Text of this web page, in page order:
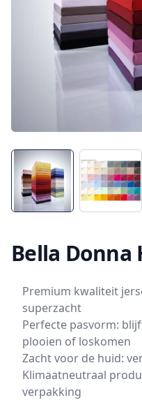
Bella Donna
Premium kwaliteit
superzacht
Perfecte pasvorm:
plooien of loskomen
Zacht voor de huid:
Klimaatneutraal
verpakking